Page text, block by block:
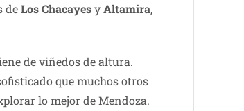
deLos ChacayesyAltamira,
de viñedos de altura.
que muchos otros
lo mejor de Mendoza.